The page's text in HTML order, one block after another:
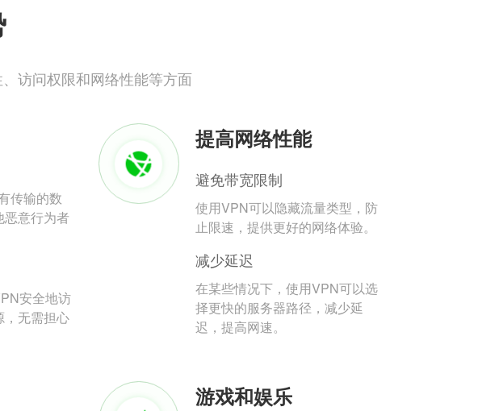
访问权限和网络性能等方面
传输的数
恶意行为者
安全地访
，无需担心
提高网络性能
避免带宽限制
使用VPN可以隐藏流量类型，防
止限速，提供更好的网络体验。
减少延迟
在某些情况下，使用VPN可以选
择更快的服务器路径，减少延
迟，提高网速。
游戏和娱乐